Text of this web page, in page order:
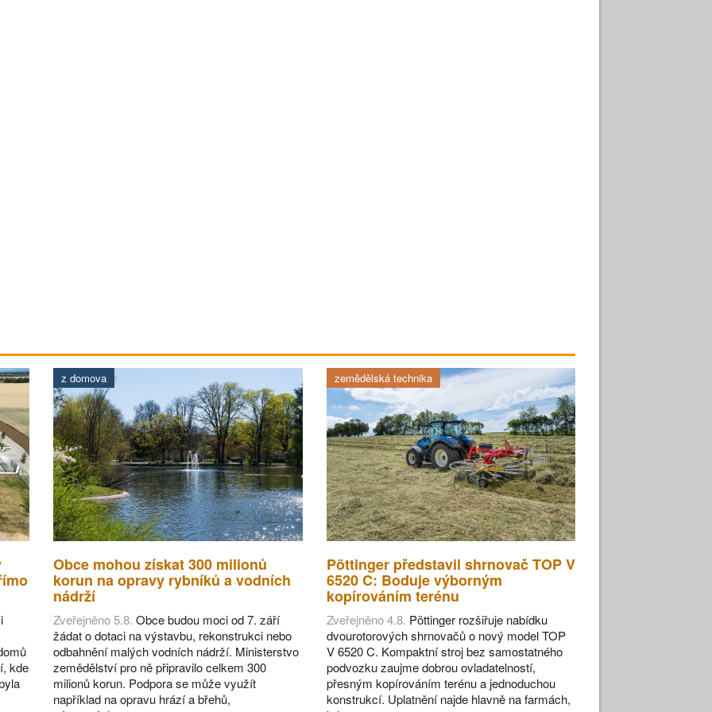
kde
z domova
Obce mohou získat 300 milionů
korun na opravy rybníků a vodních
nádrží
Zveřejněno 5.8. Obce budou moci od 7. září
žádat o dotaci na výstavbu, rekonstrukci nebo
odbahnění malých vodních nádrží. Ministerstvo
zemědělství pro ně připravilo celkem 300
milionů korun. Podpora se může využít
například na opravu hrází a břehů,
zemědělská technika
Pöttinger představil shrnovač TOP V
6520 C: Boduje výborným
kopírováním terénu
Zveřejněno 4.8. Pöttinger rozšiřuje nabídku
dvourotorových shrnovačů o nový model TOP
V 6520 C. Kompaktní stroj bez samostatného
podvozku zaujme dobrou ovladatelností,
přesným kopírováním terénu a jednoduchou
konstrukcí. Uplatnění najde hlavně na farmách,